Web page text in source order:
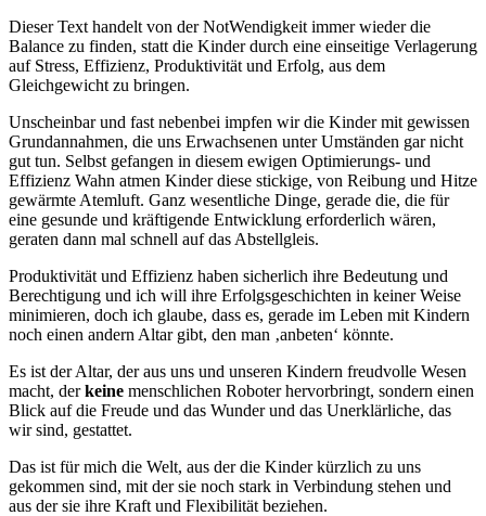
Dieser Text handelt von der NotWendigkeit immer wieder die
Balance zu finden, statt die Kinder durch eine einseitige Verlagerung
auf Stress, Effizienz, Produktivität und Erfolg, aus dem
Gleichgewicht zu bringen.
Unscheinbar und fast nebenbei impfen wir die Kinder mit gewissen
Grundannahmen, die uns Erwachsenen unter Umständen gar nicht
gut tun. Selbst gefangen in diesem ewigen Optimierungs- und
Effizienz Wahn atmen Kinder diese stickige, von Reibung und Hitze
gewärmte Atemluft. Ganz wesentliche Dinge, gerade die, die für
eine gesunde und kräftigende Entwicklung erforderlich wären,
geraten dann mal schnell auf das Abstellgleis.
Produktivität und Effizienz haben sicherlich ihre Bedeutung und
Berechtigung und ich will ihre Erfolgsgeschichten in keiner Weise
minimieren, doch ich glaube, dass es, gerade im Leben mit Kindern
noch einen andern Altar gibt, den man ‚anbeten‘ könnte.
Es ist der Altar, der aus uns und unseren Kindern freudvolle Wesen
macht, derkeine menschlichen Roboter hervorbringt, sondern einen
Blick auf die Freude und das Wunder und das Unerklärliche, das
wir sind, gestattet.
Das ist für mich die Welt, aus der die Kinder kürzlich zu uns
gekommen sind, mit der sie noch stark in Verbindung stehen und
aus der sie ihre Kraft und Flexibilität beziehen.